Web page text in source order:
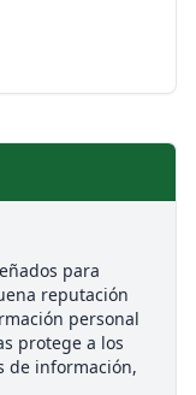
para
reputación
personal
protege a los
de información,